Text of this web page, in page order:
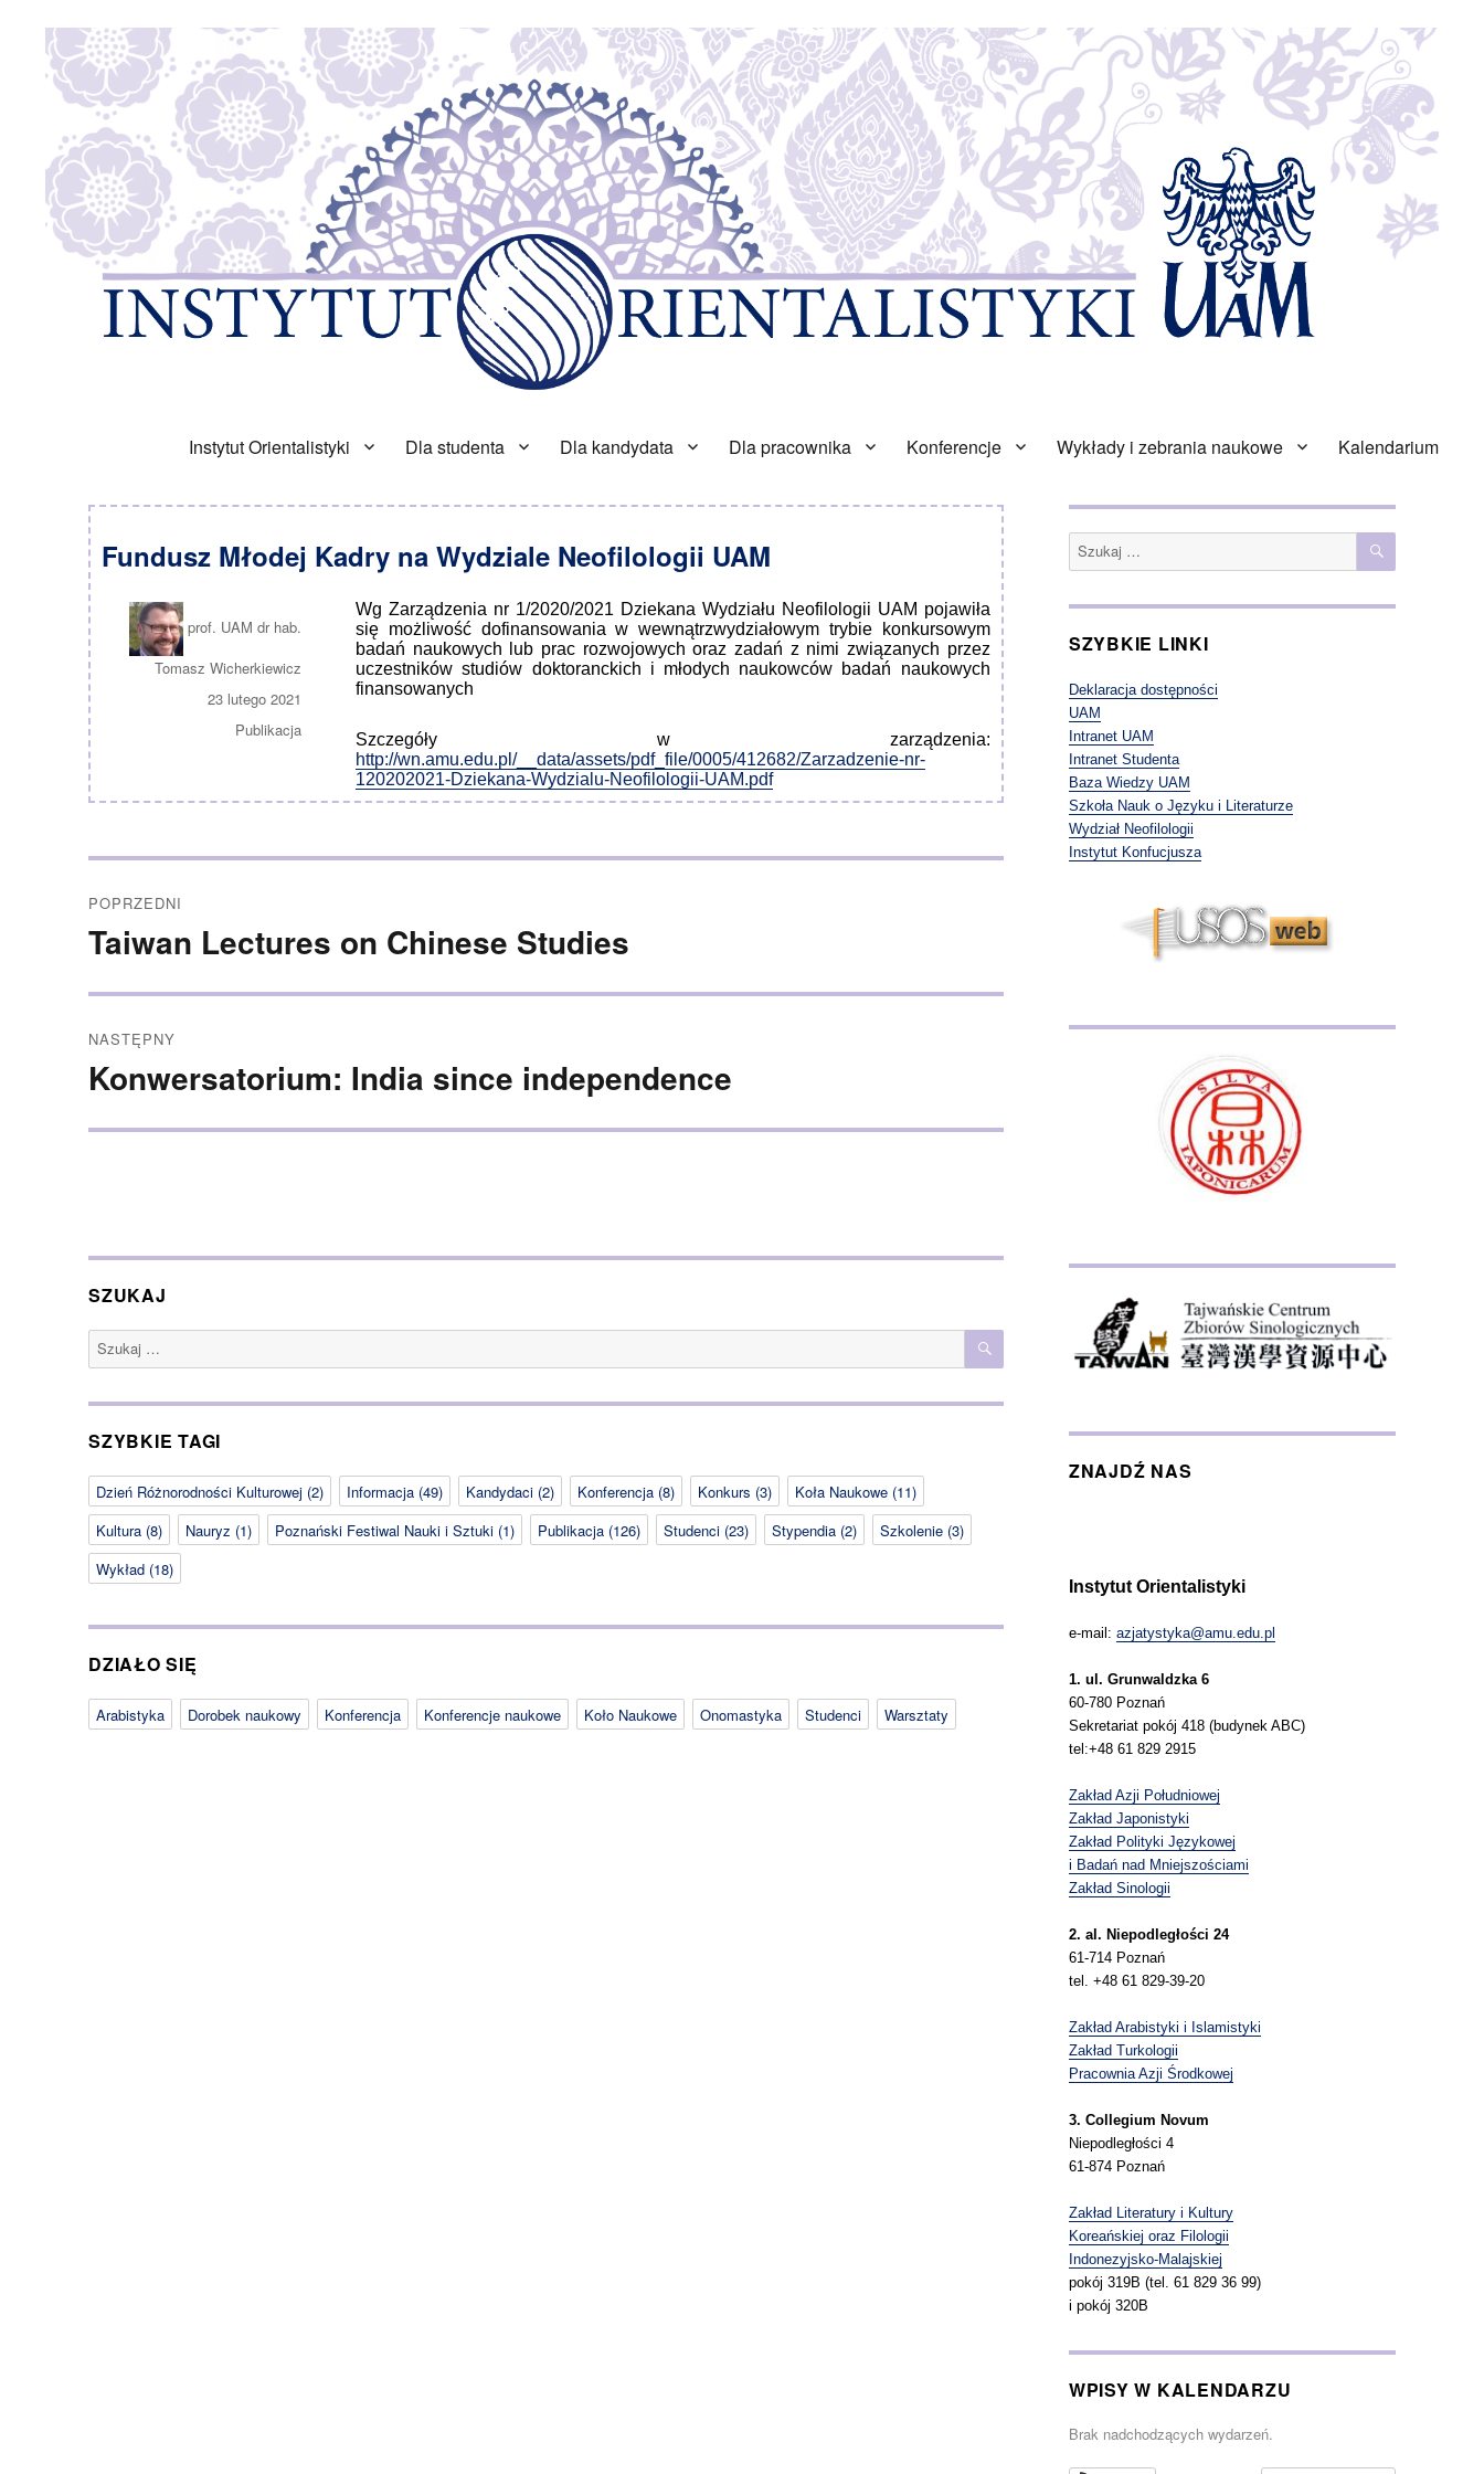
Instytut Orientalistyki Dla studenta Dla kandydata Dla pracownika Konferencje Wykłady i zebrania naukowe Kalendarium
Fundusz Młodej Kadry na Wydziale Neofilologii UAM
Wg Zarządzenia nr 1/2020/2021 Dziekana Wydziału Neofilologii UAM pojawiła
się możliwość dofinansowania w wewnątrzwydziałowym trybie konkursowym
badań naukowych lub prac rozwojowych oraz zadań z nimi związanych przez
uczestników studiów doktoranckich i młodych naukowców badań naukowych
finansowanych
Szczegóły w zarządzenia:
http://wn.amu.edu.pl/__data/assets/pdf_file/0005/412682/Zarzadzenie-nr-
120202021-Dziekana-Wydzialu-Neofilologii-UAM.pdf
Autor
prof. UAM dr hab.
Tomasz Wicherkiewicz
Opublikowano
23 lutego 2021
Kategorie
Publikacja
wpisu
POPRZEDNI
Poprzedni
wpis:
Taiwan Lectures on Chinese Studies
NASTĘPNY
Następny
wpis:
Konwersatorium: India since independence
SZUKAJ
Szukaj: SZUKAJ
SZYBKIE TAGI
Dzień Różnorodności Kulturowej (2) Informacja (49) Kandydaci (2) Konferencja (8) Konkurs (3) Koła Naukowe (11)
Kultura (8) Nauryz (1) Poznański Festiwal Nauki i Sztuki (1) Publikacja (126) Studenci (23) Stypendia (2) Szkolenie (3)
Wykład (18)
DZIAŁO SIĘ
Arabistyka Dorobek naukowy Konferencja Konferencje naukowe Koło Naukowe Onomastyka Studenci Warsztaty
Szukaj: SZUKAJ
SZYBKIE LINKI
Deklaracja dostępności
UAM
Intranet UAM
Intranet Studenta
Baza Wiedzy UAM
Szkoła Nauk o Języku i Literaturze
Wydział Neofilologii
Instytut Konfucjusza
ZNAJDŹ NAS
Instytut Orientalistyki
e-mail: azjatystyka@amu.edu.pl
1. ul. Grunwaldzka 6
60-780 Poznań
Sekretariat pokój 418 (budynek ABC)
tel:+48 61 829 2915
Zakład Azji Południowej
Zakład Japonistyki
Zakład Polityki Językowej
i Badań nad Mniejszościami
Zakład Sinologii
2. al. Niepodległości 24
61-714 Poznań
tel. +48 61 829-39-20
Zakład Arabistyki i Islamistyki
Zakład Turkologii
Pracownia Azji Środkowej
3. Collegium Novum
Niepodległości 4
61-874 Poznań
Zakład Literatury i Kultury
Koreańskiej oraz Filologii
Indonezyjsko-Malajskiej
pokój 319B (tel. 61 829 36 99)
i pokój 320B
WPISY W KALENDARZU
Brak nadchodzących wydarzeń.